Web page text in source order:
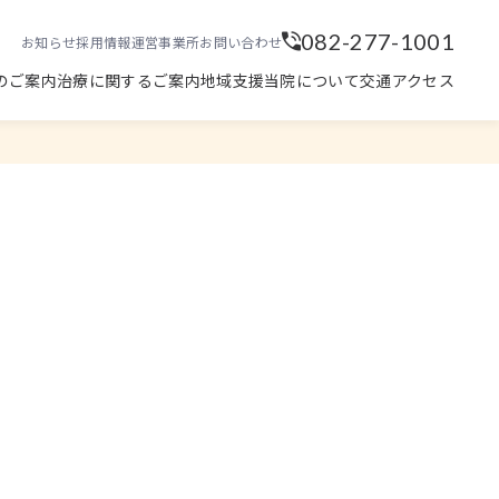
ご案内治療に関するご案内地域支援当院について交通アクセス
お知らせ採用情報運営事業所お問い合わせ 082-277-1001